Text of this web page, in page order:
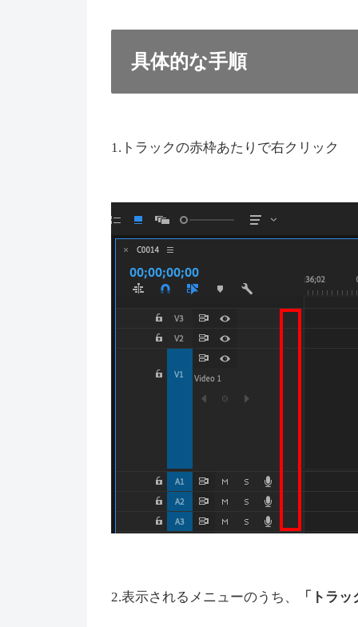
具体的な手順
1.トラックの赤枠あたりで右クリック
2.表示されるメニューのうち、 「トラ